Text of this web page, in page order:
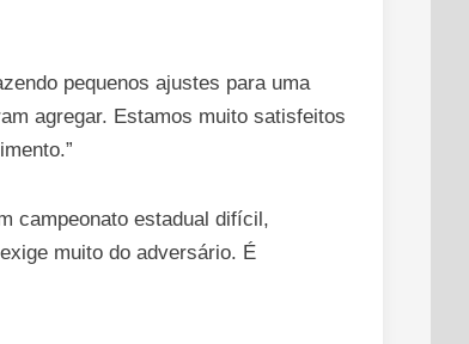
pequenos ajustes para uma
agregar. Estamos muito satisfeitos
campeonato estadual difícil,
muito do adversário. É